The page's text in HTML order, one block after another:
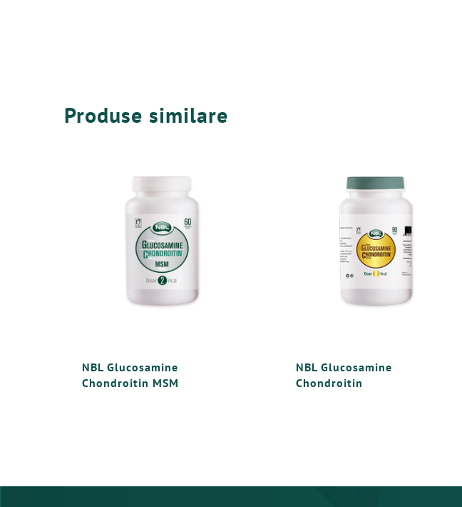
Produse similare
NBL Glucosamine
Chondroitin MSM
NBL Glucosamine
Chondroitin